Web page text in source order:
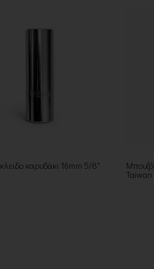
καρυδάκι 16mm 5/8"
Taiwan